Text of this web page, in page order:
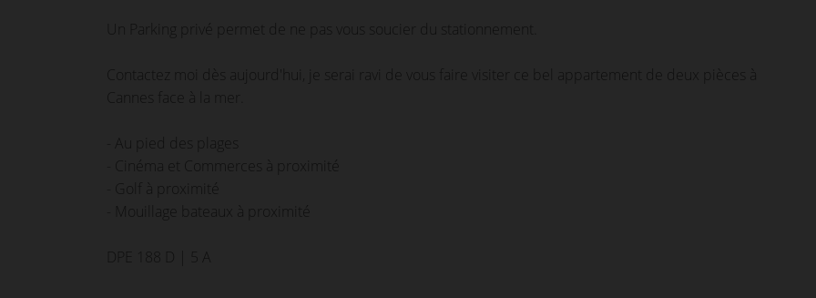
Un Parking privé permet de ne pas vous soucier du stationnement.
Contactez moi dès aujourd'hui, je serai ravi de vous faire visiter ce bel appartement de deux pièces à
Cannes face à la mer.
- Au pied des plages
- Cinéma et Commerces à proximité
- Golf à proximité
- Mouillage bateaux à proximité